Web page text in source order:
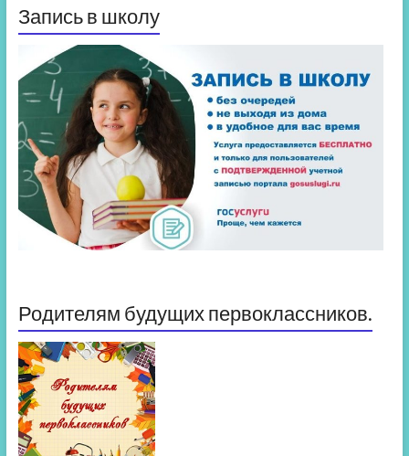
Запись в школу
Родителям будущих первоклассников.